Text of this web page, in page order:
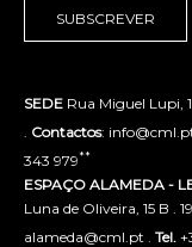
SUBSCREVER
SEDE Rua Miguel Lupi,
Contactos: info@cml.pt
343 979**
ESPAÇO ALAMEDA -
Luna de Oliveira, 15 B .
alameda@cml.pt . Tel.